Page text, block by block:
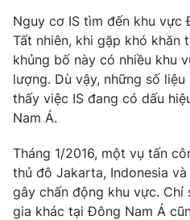
Nhân vật
Khán giả
Giải sao mai
Âm nhạc
Sao
Đời sống
Du lịch
Làm đẹp
Chất lượng cuộc sống
Giáo dục
Tuyển sinh
Công nghệ
Hitech Công nghệ tương lai
Sản phẩm
Thị trường
Giao lưu trực tuyến
Lịch phát sóng
Nguy cơ IS tìm đến khu vực
Tất nhiên, khi gặp khó khăn
khủng bố này có nhiều khu
lượng. Dù vậy, những số
thấy việc IS đang có dấu
Nam Á.
Tháng 1/2016, một vụ tấn
thủ đô Jakarta, Indonesia
gây chấn động khu vực.
gia khác tại Đông Nam Á